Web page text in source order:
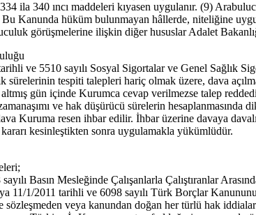
ila 340 ıncı maddeleri kıyasen uygulanır. (9)
Kanunda hüküm bulunmayan hâllerde, niteliğine
görüşmelerine ilişkin diğer hususlar Adalet
ve 5510 sayılı Sosyal Sigortalar ve Genel Sağlık
sürelerinin tespiti talepleri hariç olmak üzere, dava
gün içinde Kurumca cevap verilmezse talep
ve hak düşürücü sürelerin
Kuruma resen ihbar edilir. İhbar üzerine davaya
kesinleştikten sonra uygulamakla yükümlüdür.
Basın Mesleğinde Çalışanlarla Çalıştıranlar
11/1/2011 tarihli ve 6098 sayılı Türk Borçlar
sözleşmeden veya kanundan doğan her türlü hak